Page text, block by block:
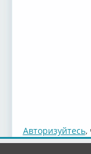
Авторизуйтесь,